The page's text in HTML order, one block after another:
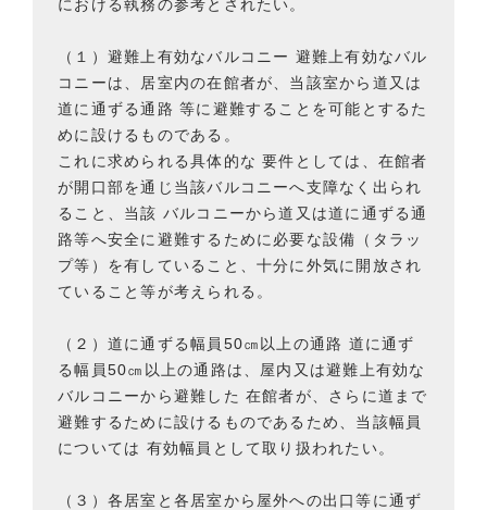
における執務の参考とされたい。
（１）避難上有効なバルコニー 避難上有効なバル
コニーは、居室内の在館者が、当該室から道又は
道に通ずる通路 等に避難することを可能とするた
めに設けるものである。
これに求められる具体的な 要件としては、在館者
が開口部を通じ当該バルコニーへ支障なく出られ
ること、当該 バルコニーから道又は道に通ずる通
路等へ安全に避難するために必要な設備（タラッ
プ等）を有していること、十分に外気に開放され
ていること等が考えられる。
（２）道に通ずる幅員50㎝以上の通路 道に通ず
る幅員50㎝以上の通路は、屋内又は避難上有効な
バルコニーから避難した 在館者が、さらに道まで
避難するために設けるものであるため、当該幅員
については 有効幅員として取り扱われたい。
（３）各居室と各居室から屋外への出口等に通ず